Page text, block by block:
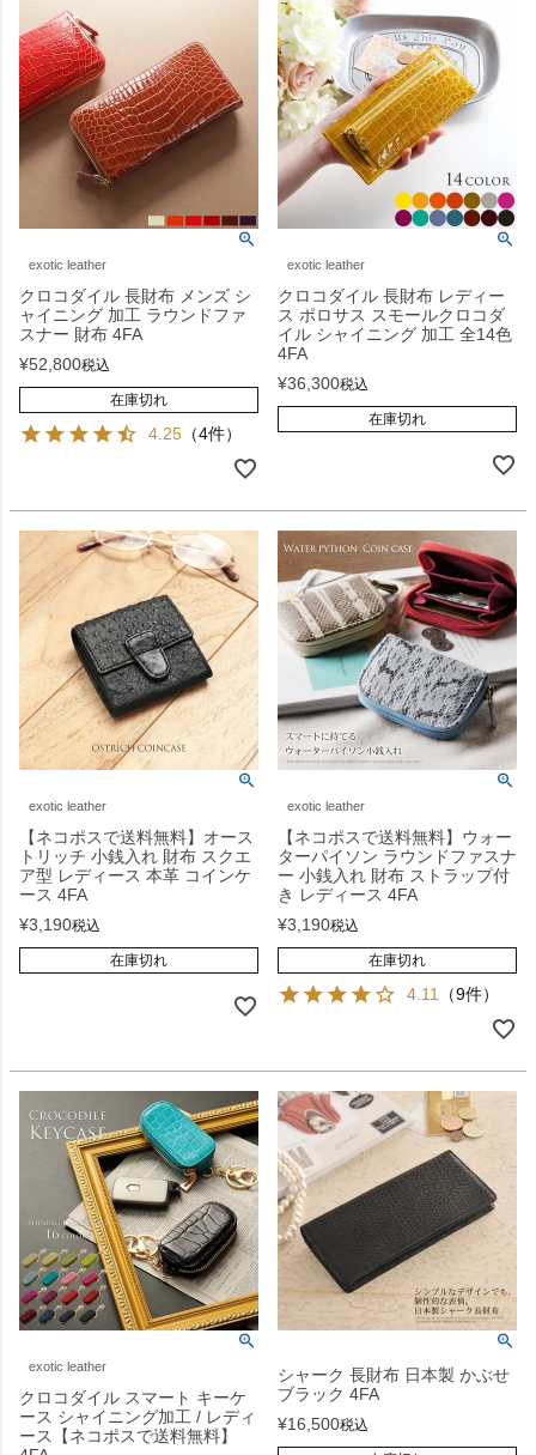
exotic leather
クロコダイル 長財布 メンズ シ
ャイニング 加工 ラウンドファ
スナー 財布 4FA
¥52,800税込
在庫切れ
4.25 （4件）
exotic leather
クロコダイル 長財布 レディー
ス ポロサス スモールクロコダ
イル シャイニング 加工 全14色
4FA
¥36,300税込
在庫切れ
exotic leather
【ネコポスで送料無料】オース
トリッチ 小銭入れ 財布 スクエ
ア型 レディース 本革 コインケ
ース 4FA
¥3,190税込
在庫切れ
exotic leather
【ネコポスで送料無料】ウォー
ターパイソン ラウンドファスナ
ー 小銭入れ 財布 ストラップ付
き レディース 4FA
¥3,190税込
在庫切れ
4.11 （9件）
exotic leather
クロコダイル スマート キーケ
ース シャイニング加工 / レディ
ース【ネコポスで送料無料】
シャーク 長財布 日本製 かぶせ
ブラック 4FA
¥16,500税込